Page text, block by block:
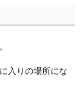
入りの場所にな